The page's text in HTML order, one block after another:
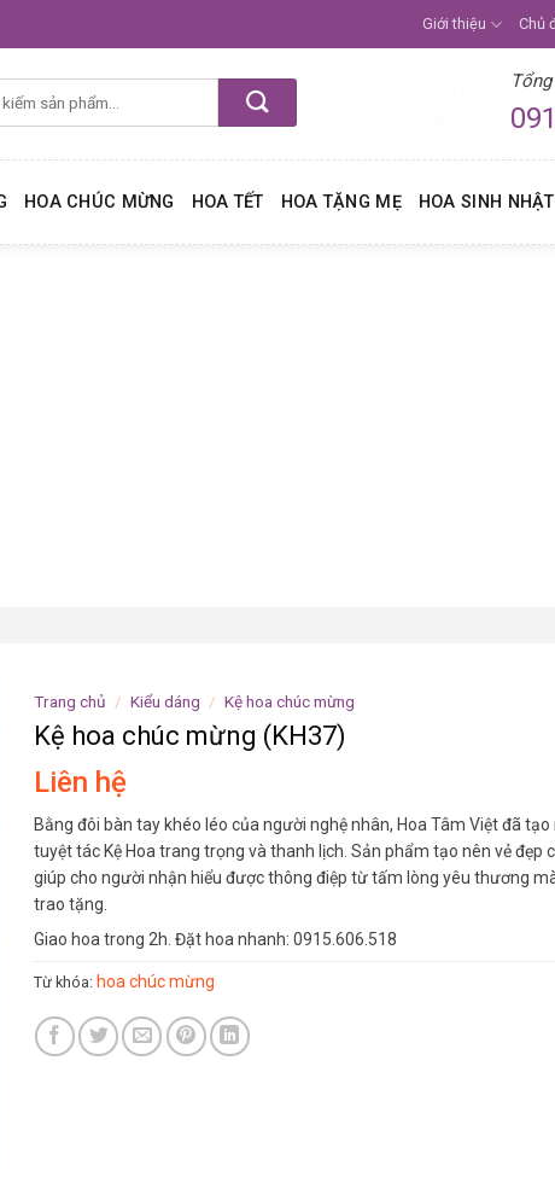
Giới thiệu Chủ
0999.999.999
HOA CHÚC MỪNG HOA TẾT HOA TẶNG MẸ HOA SINH NHẬT
Trang chủ / Kiểu dáng / Kệ hoa chúc mừng
Kệ hoa chúc mừng (KH37)
Liên hệ
Bằng đôi bàn tay khéo léo của người nghệ nhân, Hoa Tâm Việt đã
tuyệt tác Kệ Hoa trang trọng và thanh lịch. Sản phẩm tạo nên vẻ đẹp
giúp cho người nhận hiểu được thông điệp từ tấm lòng yêu thương
trao tặng.
Giao hoa trong 2h. Đặt hoa nhanh: 0915.606.518
Từ khóa: hoa chúc mừng